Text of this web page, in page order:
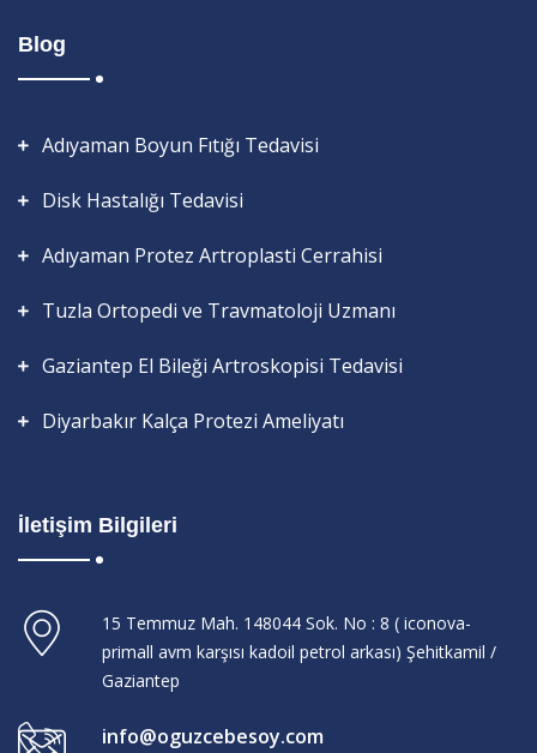
Blog
Adıyaman Boyun Fıtığı Tedavisi
Disk Hastalığı Tedavisi
Adıyaman Protez Artroplasti Cerrahisi
Tuzla Ortopedi ve Travmatoloji Uzmanı
Gaziantep El Bileği Artroskopisi Tedavisi
Diyarbakır Kalça Protezi Ameliyatı
İletişim Bilgileri
15 Temmuz Mah. 148044 Sok. No : 8 ( iconova-
primall avm karşısı kadoil petrol arkası) Şehitkamil /
Gaziantep
info@oguzcebesoy.com